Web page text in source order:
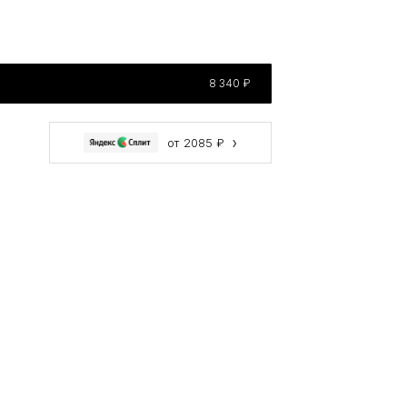
8 340 ₽
от 2085 ₽ ›